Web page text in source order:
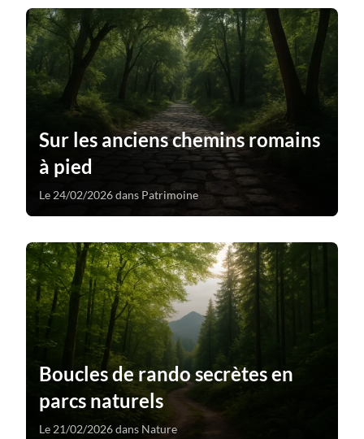
Sur les anciens chemins romains
à pied
Le 24/02/2026 dans Patrimoine
Boucles de rando secrètes en
parcs naturels
Le 21/02/2026 dans Nature